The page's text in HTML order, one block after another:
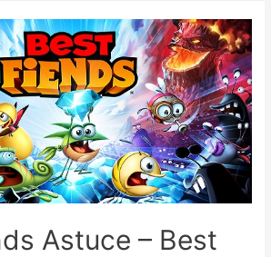
Astuce – Best